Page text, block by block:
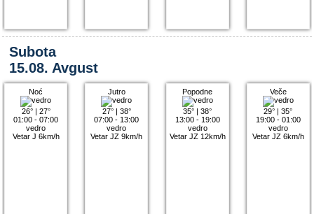
Subota
15.08. Avgust
Noć
26°| 27°
01:00 - 07:00
vedro
Vetar J 6km/h
Jutro
27°| 38°
07:00 - 13:00
vedro
Vetar JZ 9km/h
Popodne
35° |38°
13:00 - 19:00
vedro
Vetar JZ 12km/h
Veče
29° |35°
19:00 - 01:00
vedro
Vetar JZ 6km/h